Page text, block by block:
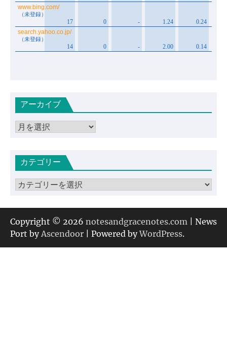
アーカイブ
ア
イカテゴリー
カ
ゴ
リ
ー
Copyright © 2026 notesandgracenotes.com | News
Port byAscendoor | Powered byWordPress.